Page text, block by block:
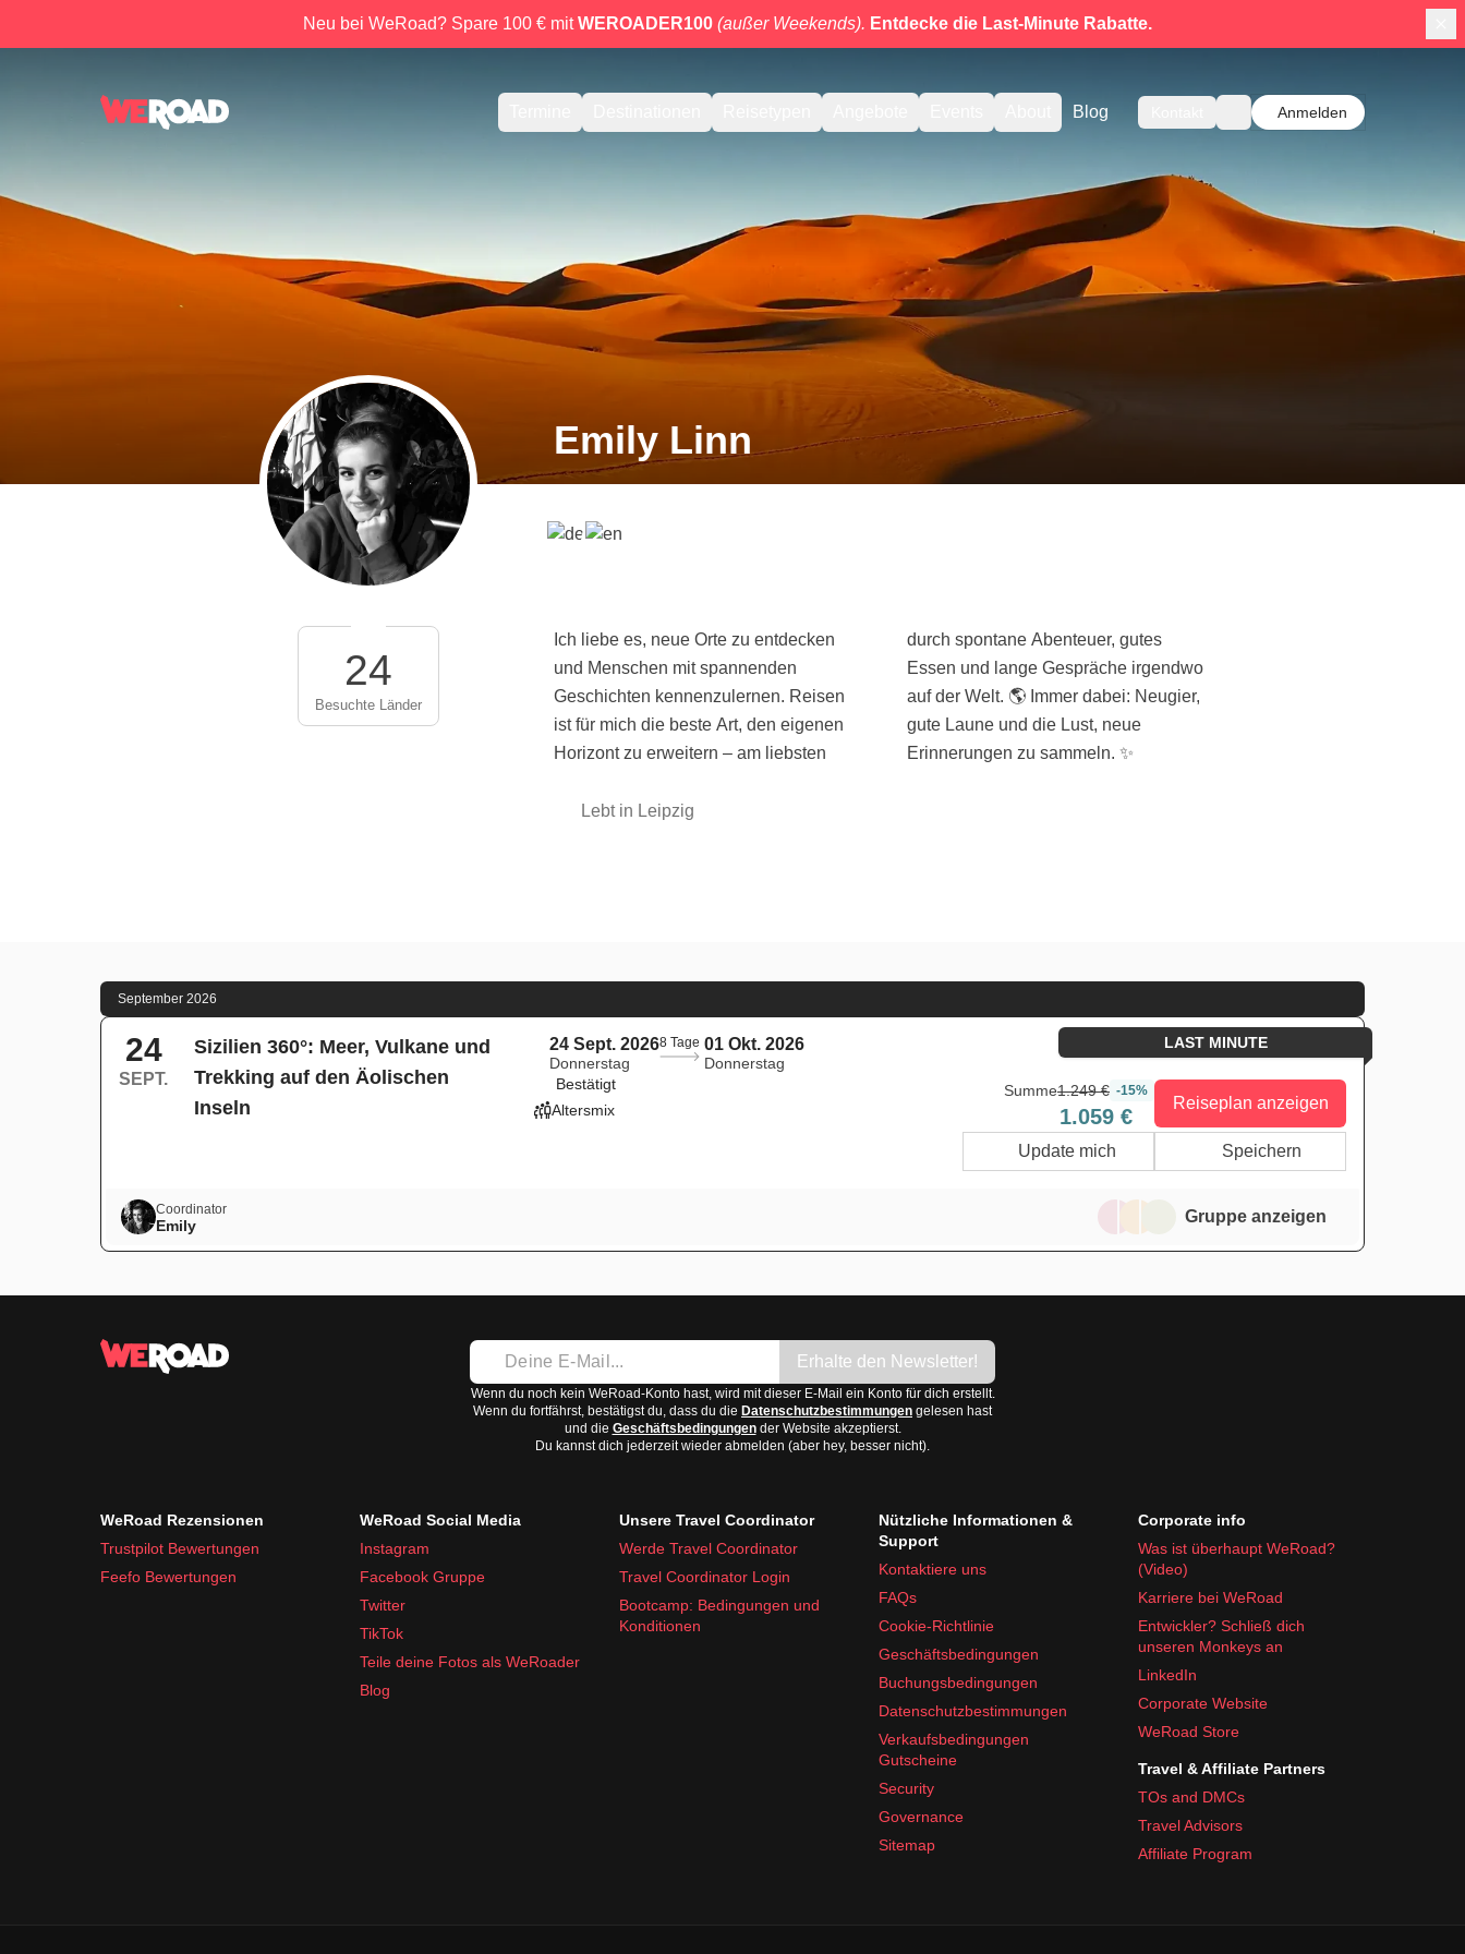
Neu bei WeRoad? Spare 100 € mitWEROADER100 (außer Weekends). Entdecke die Last-Minute Rabatte.
Blog Anmelden
Emily Linn
24
Besuchte Länder
Ich liebe es, neue Orte zu entdecken
und Menschen mit spannenden
Geschichten kennenzulernen. Reisen
ist für mich die beste Art, den eigenen
Horizont zu erweitern – am liebsten
durch spontane Abenteuer, gutes
Essen und lange Gespräche irgendwo
auf der Welt. 🌎 Immer dabei: Neugier,
gute Laune und die Lust, neue
Erinnerungen zu sammeln. ✨
Lebt in Leipzig
September 2026
24
SEPT.
Sizilien 360°: Meer, Vulkane und
Trekking auf den Äolischen
Inseln
24 Sept. 2026
Donnerstag
8 Tage 01 Okt. 2026
Donnerstag
Bestätigt
Altersmix
LAST MINUTE
Summe1.249 € -15%
1.059 €
Reiseplan anzeigen
Update mich Speichern
Coordinator
Emily Gruppe anzeigen
Erhalte den Newsletter!
Wenn du noch kein WeRoad-Konto hast, wird mit dieser E-Mail ein Konto für dich erstellt.
Wenn du fortfährst, bestätigst du, dass du die Datenschutzbestimmungen gelesen hast
und die Geschäftsbedingungender Website akzeptierst.
Du kannst dich jederzeit wieder abmelden (aber hey, besser nicht).
WeRoad Rezensionen
Trustpilot Bewertungen
Feefo Bewertungen
WeRoad Social Media
Instagram
Facebook Gruppe
Twitter
TikTok
Teile deine Fotos als WeRoader
Blog
Unsere Travel Coordinator
Werde Travel Coordinator
Travel Coordinator Login
Bootcamp: Bedingungen und
Konditionen
Nützliche Informationen &
Support
Kontaktiere uns
FAQs
Cookie-Richtlinie
Geschäftsbedingungen
Buchungsbedingungen
Datenschutzbestimmungen
Verkaufsbedingungen
Gutscheine
Security
Governance
Sitemap
Corporate info
Was ist überhaupt WeRoad?
(Video)
Karriere bei WeRoad
Entwickler? Schließ dich
unseren Monkeys an
LinkedIn
Corporate Website
WeRoad Store
Travel & Affiliate Partners
TOs and DMCs
Travel Advisors
Affiliate Program